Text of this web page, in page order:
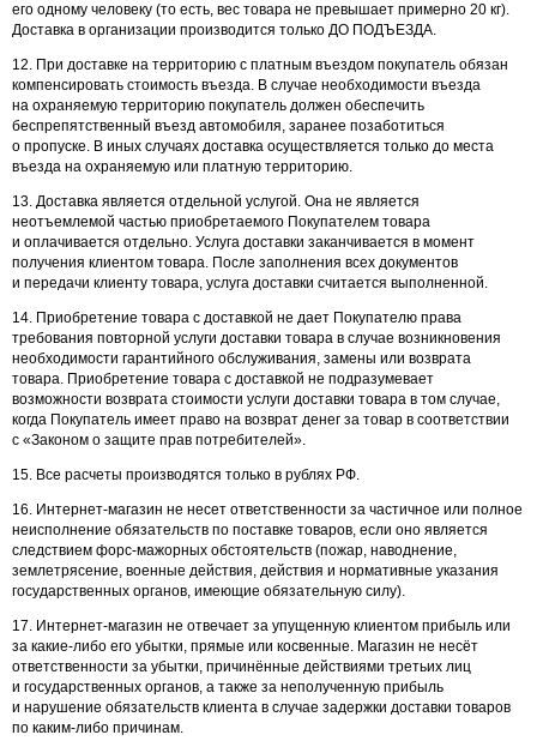
его одному человеку (то есть, вес товара не превышает примерно 20 кг).
Доставка в организации производится только ДО ПОДЪЕЗДА.
12. При доставке на территорию с платным въездом покупатель обязан
компенсировать стоимость въезда. В случае необходимости въезда
на охраняемую территорию покупатель должен обеспечить
беспрепятственный въезд автомобиля, заранее позаботиться
о пропуске. В иных случаях доставка осуществляется только до места
въезда на охраняемую или платную территорию.
13. Доставка является отдельной услугой. Она не является
неотъемлемой частью приобретаемого Покупателем товара
и оплачивается отдельно. Услуга доставки заканчивается в момент
получения клиентом товара. После заполнения всех документов
и передачи клиенту товара, услуга доставки считается выполненной.
14. Приобретение товара с доставкой не дает Покупателю права
требования повторной услуги доставки товара в случае возникновения
необходимости гарантийного обслуживания, замены или возврата
товара. Приобретение товара с доставкой не подразумевает
возможности возврата стоимости услуги доставки товара в том случае,
когда Покупатель имеет право на возврат денег за товар в соответствии
с «Законом о защите прав потребителей».
15. Все расчеты производятся только в рублях РФ.
16. Интернет-магазин не несет ответственности за частичное или полное
неисполнение обязательств по поставке товаров, если оно является
следствием форс-мажорных обстоятельств (пожар, наводнение,
землетрясение, военные действия, действия и нормативные указания
государственных органов, имеющие обязательную силу).
17. Интернет-магазин не отвечает за упущенную клиентом прибыль или
за какие-либо его убытки, прямые или косвенные. Магазин не несёт
ответственности за убытки, причинённые действиями третьих лиц
и государственных органов, а также за неполученную прибыль
и нарушение обязательств клиента в случае задержки доставки товаров
по каким-либо причинам.